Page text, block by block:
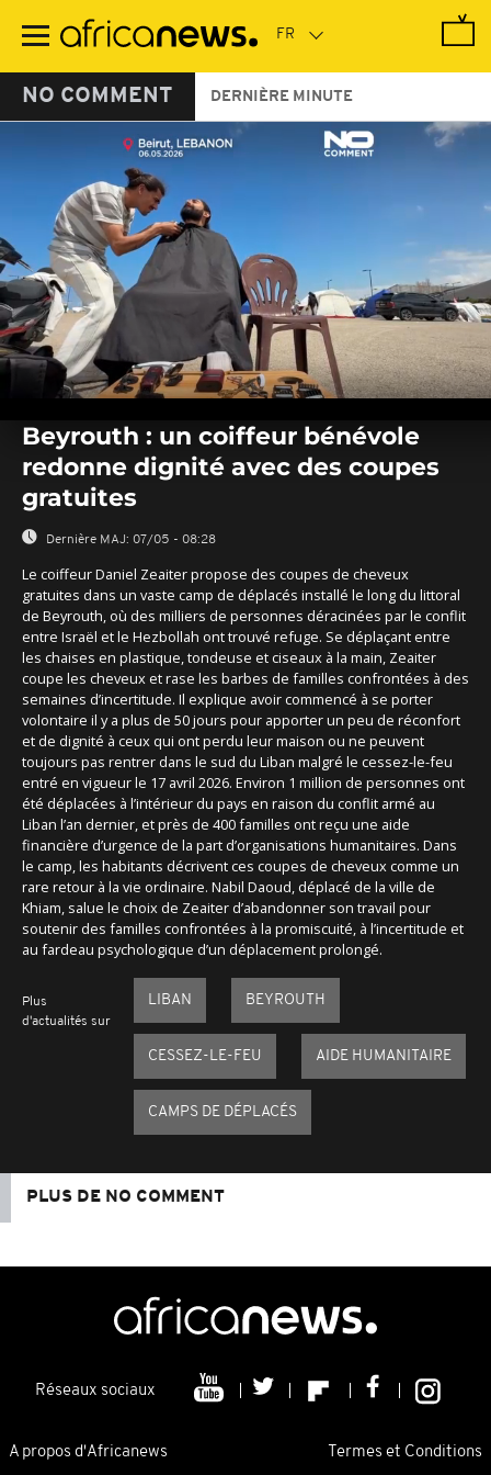
contenu
NO COMMENT DERNIÈRE MINUTE
seconds
seconds
Beyrouth : un coiffeur bénévole
redonne dignité avec des coupes
gratuites
Dernière MAJ: 07/05 - 08:28
Le coiffeur Daniel Zeaiter propose des coupes de cheveux
gratuites dans un vaste camp de déplacés installé le long du littoral
de Beyrouth, où des milliers de personnes déracinées par le conflit
entre Israël et le Hezbollah ont trouvé refuge. Se déplaçant entre
les chaises en plastique, tondeuse et ciseaux à la main, Zeaiter
coupe les cheveux et rase les barbes de familles confrontées à des
semaines d’incertitude. Il explique avoir commencé à se porter
volontaire il y a plus de 50 jours pour apporter un peu de réconfort
et de dignité à ceux qui ont perdu leur maison ou ne peuvent
toujours pas rentrer dans le sud du Liban malgré le cessez-le-feu
entré en vigueur le 17 avril 2026. Environ 1 million de personnes ont
été déplacées à l’intérieur du pays en raison du conflit armé au
Liban l’an dernier, et près de 400 familles ont reçu une aide
financière d’urgence de la part d’organisations humanitaires. Dans
le camp, les habitants décrivent ces coupes de cheveux comme un
rare retour à la vie ordinaire. Nabil Daoud, déplacé de la ville de
Khiam, salue le choix de Zeaiter d’abandonner son travail pour
soutenir des familles confrontées à la promiscuité, à l’incertitude et
au fardeau psychologique d’un déplacement prolongé.
Plus
d'actualités sur
LIBAN BEYROUTH
CESSEZ-LE-FEU AIDE HUMANITAIRE
CAMPS DE DÉPLACÉS
PLUS DE NO COMMENT
Réseaux sociaux
A propos d'Africanews Termes et Conditions